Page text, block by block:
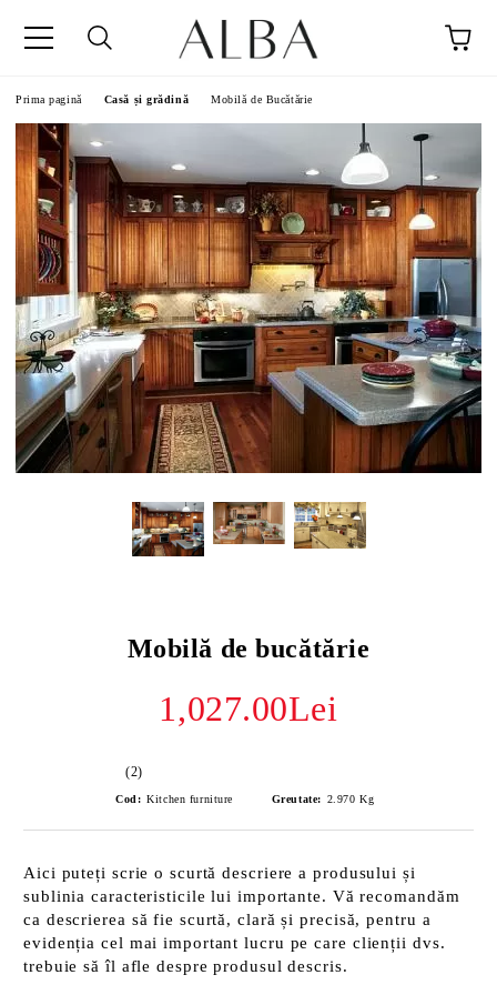
Prima pagină Casă și grădină Mobilă de Bucătărie
Mobilă de bucătărie
1,027.00Lei
(2)
Cod: Kitchen furniture Greutate: 2.970 Kg
Aici puteți scrie o scurtă descriere a produsului și
sublinia caracteristicile lui importante. Vă recomandăm
ca descrierea să fie scurtă, clară și precisă, pentru a
evidenția cel mai important lucru pe care clienții dvs.
trebuie să îl afle despre produsul descris.